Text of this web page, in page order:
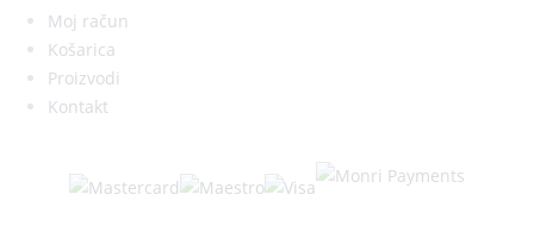
Moj račun
Košarica
Proizvodi
Kontakt